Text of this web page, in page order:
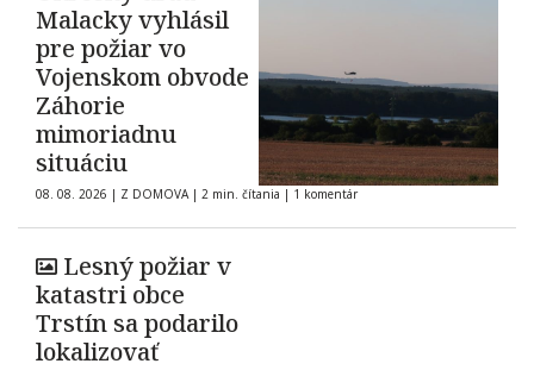
Malacky vyhlásil
pre požiar vo
Vojenskom obvode
Záhorie
mimoriadnu
situáciu
08. 08. 2026 | Z DOMOVA | 2 min. čítania | 1 komentár
Lesný požiar v
katastri obce
Trstín sa podarilo
lokalizovať